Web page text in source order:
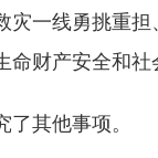
灾一线勇挑重担
命财产安全和社
了其他事项。